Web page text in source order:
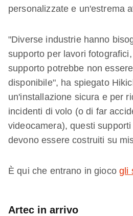
personalizzate e un'estrema
"Diverse industrie hanno
supporto per lavori
supporto potrebbe non
disponibile", ha spiegato
un'installazione sicura e per
incidenti di volo (o di far
videocamera), questi
devono essere costruiti su
È qui che entrano in giocogli
Artec in arrivo